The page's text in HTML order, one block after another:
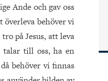
Ande och gav oss
överleva behöver vi
på Jesus, att leva
talar till oss, ha en
behöver vi finnas